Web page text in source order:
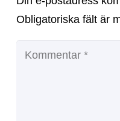
Obligatoriska fält är